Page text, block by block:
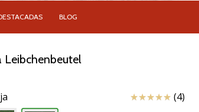
BLOG
Leibchenbeutel
Reseña (4)